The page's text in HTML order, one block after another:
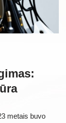
metais buvo